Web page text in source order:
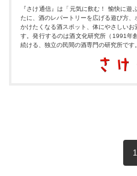
『さけ通信』は「元気に飲む！ 愉快に
たに、酒のレパートリーを広げる遊び方
かけたくなる酒スポット、体にやさしい
す。発行するのは酒文化研究所（1991年
続ける、独立の民間の酒専門の研究所です。
1